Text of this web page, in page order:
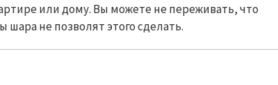
или дому. Вы можете не переживать, что
не позволят этого сделать.